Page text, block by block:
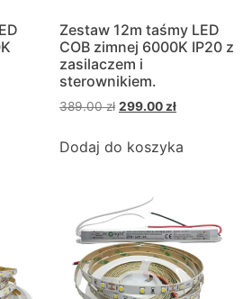
Zestaw 12m taśmy LED
COB zimnej 6000K IP20 z
zasilaczem i
sterownikiem.
389.00zł 299.00 zł
Dodaj do koszyka